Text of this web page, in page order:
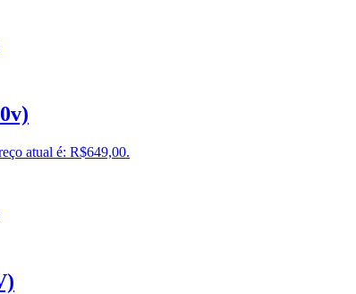
atual é: R$649,00.